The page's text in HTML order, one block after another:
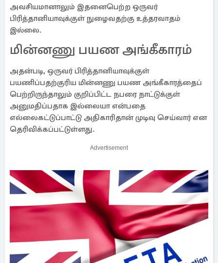
அவசியமானாலும் இதனைபெற்ற ஒருவர்
பிரித்தானியாவுக்குள் நுழைவதற்கு உத்தரவாதம்
இல்லை.
மின்னணு பயண அங்கீகாரம்
அதன்படி, ஒருவர் பிரித்தானியாவுக்குள்
பயணிப்பதற்குரிய மின்னணு பயண அங்கீகாரத்தைப்
பெற்றிருந்தாலும் குறிப்பிட்ட நபரை நாட்டுக்குள்
அனுமதிப்பதாக இல்லையா என்பதை
எல்லைகட்டுப்பாட்டு அதிகாரிதான் முடிவு செய்வார் என
தெரிவிக்கப்பட்டுள்ளது.
Advertisement